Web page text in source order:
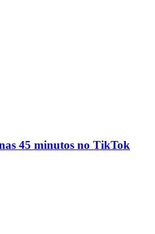
45 minutos no TikTok